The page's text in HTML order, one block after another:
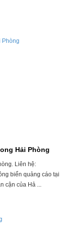
Hải Phòng
Liên hệ:
biển quảng cáo tại
cận của Hả ...